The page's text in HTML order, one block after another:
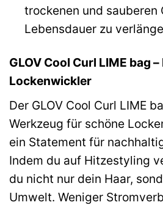
trockenen und sauberen
Lebensdauer zu
GLOV Cool Curl LIME bag
Lockenwickler
Der GLOV Cool Curl LIME
Werkzeug für schöne
ein Statement für
Indem du auf Hitzestyling
du nicht nur dein Haar,
Umwelt. Weniger